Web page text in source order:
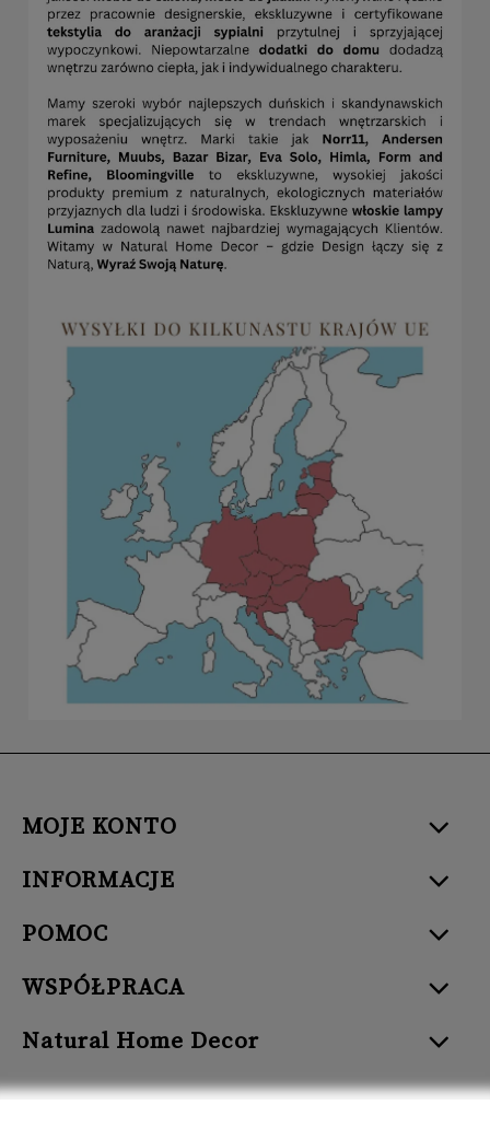
MOJE KONTO
INFORMACJE
POMOC
WSPÓŁPRACA
Natural Home Decor